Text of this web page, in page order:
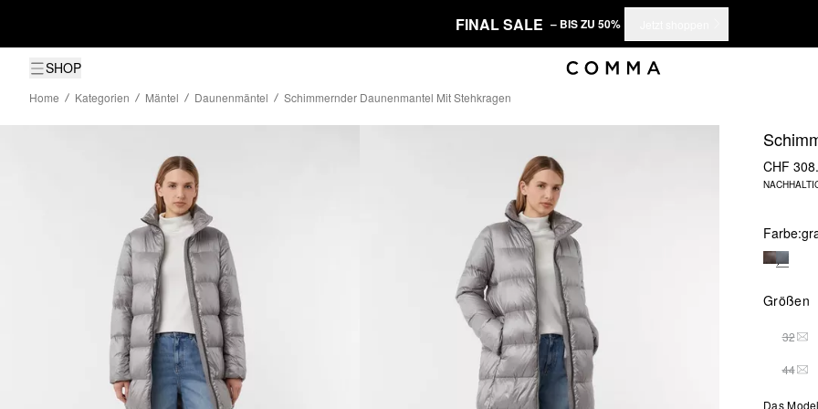
FINAL SALE – BIS ZU 50%
SHOP
Home Kategorien Mäntel Daunenmäntel Schimmernder Daunenmantel Mit Stehkragen
CHF
Farbe:
Größen
32
44
Das